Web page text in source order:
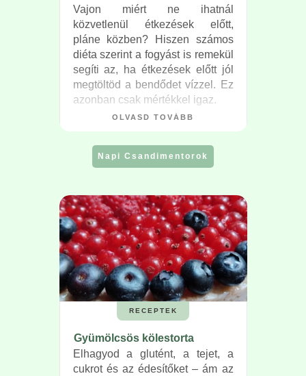
Vajon miért ne ihatnál
közvetlenül étkezések előtt,
pláne közben? Hiszen számos
diéta szerint a fogyást is remekül
segíti az, ha étkezések előtt jól
megtöltöd a bendődet vízzel. Ez
azonban csak mértékkel igaz.
OLVASD TOVÁBB
Napi Csandimentorok
RECEPTEK
Gyümölcsös kölestorta
Elhagyod a glutént, a tejet, a
cukrot és az édesítőket – ám az